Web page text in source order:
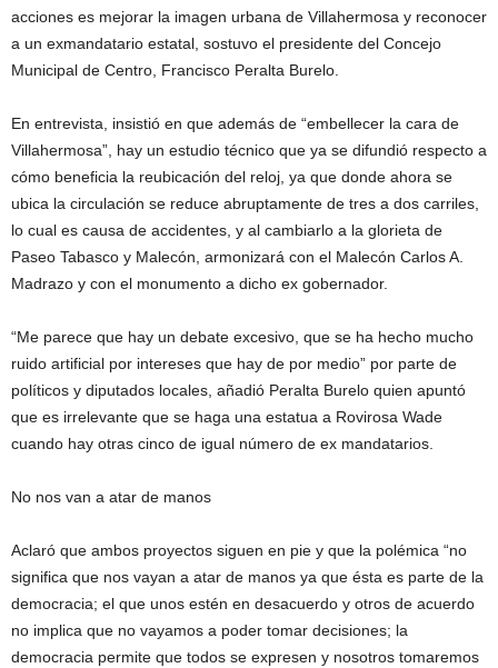
acciones es mejorar la imagen urbana de Villahermosa y reconocer
a un exmandatario estatal, sostuvo el presidente del Concejo
Municipal de Centro, Francisco Peralta Burelo.
En entrevista, insistió en que además de “embellecer la cara de
Villahermosa”, hay un estudio técnico que ya se difundió respecto a
cómo beneficia la reubicación del reloj, ya que donde ahora se
ubica la circulación se reduce abruptamente de tres a dos carriles,
lo cual es causa de accidentes, y al cambiarlo a la glorieta de
Paseo Tabasco y Malecón, armonizará con el Malecón Carlos A.
Madrazo y con el monumento a dicho ex gobernador.
“Me parece que hay un debate excesivo, que se ha hecho mucho
ruido artificial por intereses que hay de por medio” por parte de
políticos y diputados locales, añadió Peralta Burelo quien apuntó
que es irrelevante que se haga una estatua a Rovirosa Wade
cuando hay otras cinco de igual número de ex mandatarios.
No nos van a atar de manos
Aclaró que ambos proyectos siguen en pie y que la polémica “no
significa que nos vayan a atar de manos ya que ésta es parte de la
democracia; el que unos estén en desacuerdo y otros de acuerdo
no implica que no vayamos a poder tomar decisiones; la
democracia permite que todos se expresen y nosotros tomaremos